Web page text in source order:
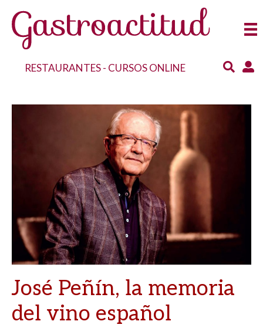
RESTAURANTES- CURSOS ONLINE
José Peñín, la memoria
del vino español